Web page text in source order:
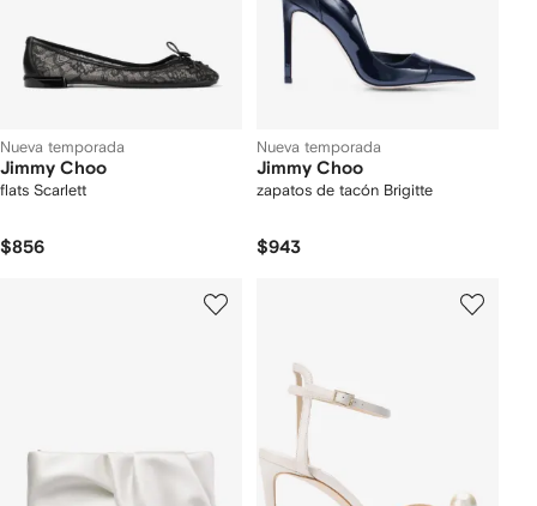
Nueva temporada
Jimmy Choo
flats Scarlett
$856
Nueva temporada
Jimmy Choo
zapatos de tacón Brigitte
$943